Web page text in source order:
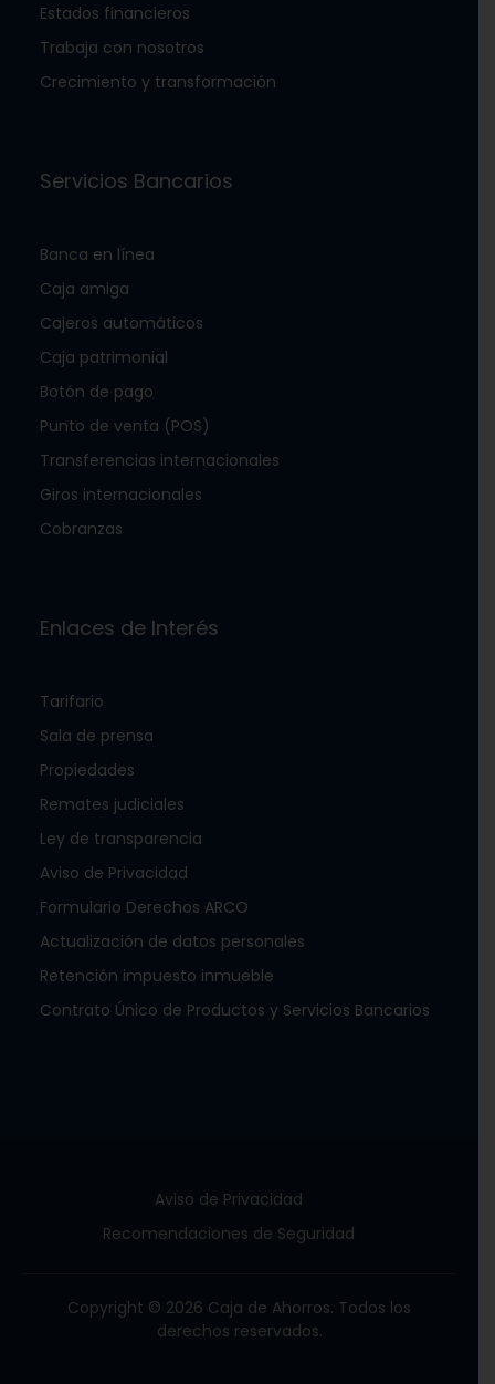
Estados financieros
Trabaja con nosotros
Crecimiento y transformación
Servicios Bancarios
Banca en línea
Caja amiga
Cajeros automáticos
Caja patrimonial
Botón de pago
Punto de venta (POS)
Transferencias internacionales
Giros internacionales
Cobranzas
Enlaces de Interés
Tarifario
Sala de prensa
Propiedades
Remates judiciales
Ley de transparencia
Aviso de Privacidad
Formulario Derechos ARCO
Actualización de datos personales
Retención impuesto inmueble
Contrato Único de Productos y Servicios Bancarios
Aviso de Privacidad
Recomendaciones de Seguridad
Copyright © 2026 Caja de Ahorros. Todos los
derechos reservados.